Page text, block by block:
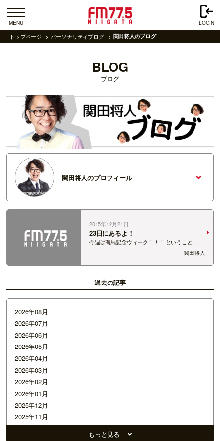
MENU LOGIN
トップページ パーソナリティブログ 関田将人のブログ
BLOG
ブログ
関田将人のプロフィール
2015年12月21日
23日にあるよ！
今週は有馬記念ウィーク！！！ ということ
で・・・！！！ 23日（水・祝）にＤｅｋｋｙ401
で有馬記念イベントが行われます！ 僕は11時か
ら『関田将人の競馬トーク＆クイズ大会』に出演
関田将人
過去の記事
2026年08月
2026年07月
2026年06月
2026年05月
2026年04月
2026年03月
2026年02月
2026年01月
2025年12月
2025年11月
2025年10月
もっと見る